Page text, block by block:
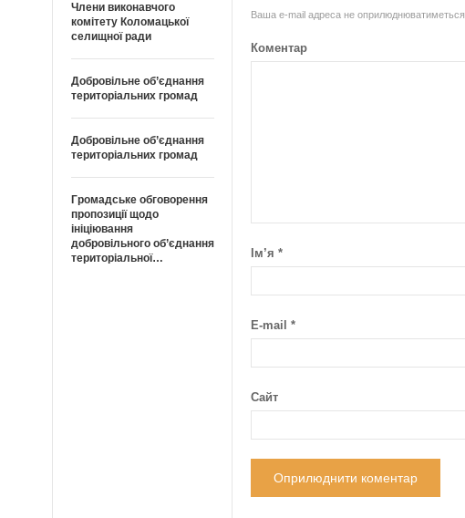
Ваша e-mail адреса не оприлюднюватиметься.
Коментар
Ім’я*
E-mail*
Сайт
Члени виконавчого
комітету Коломацької
селищної ради
Добровільне об’єднання
територіальних громад
Добровільне об’єднання
територіальних громад
Громадське обговорення
пропозиції щодо
ініціювання
добровільного об’єднання
територіальної…